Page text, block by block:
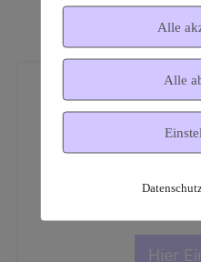
Dies ist
Hier
Alle
Alle